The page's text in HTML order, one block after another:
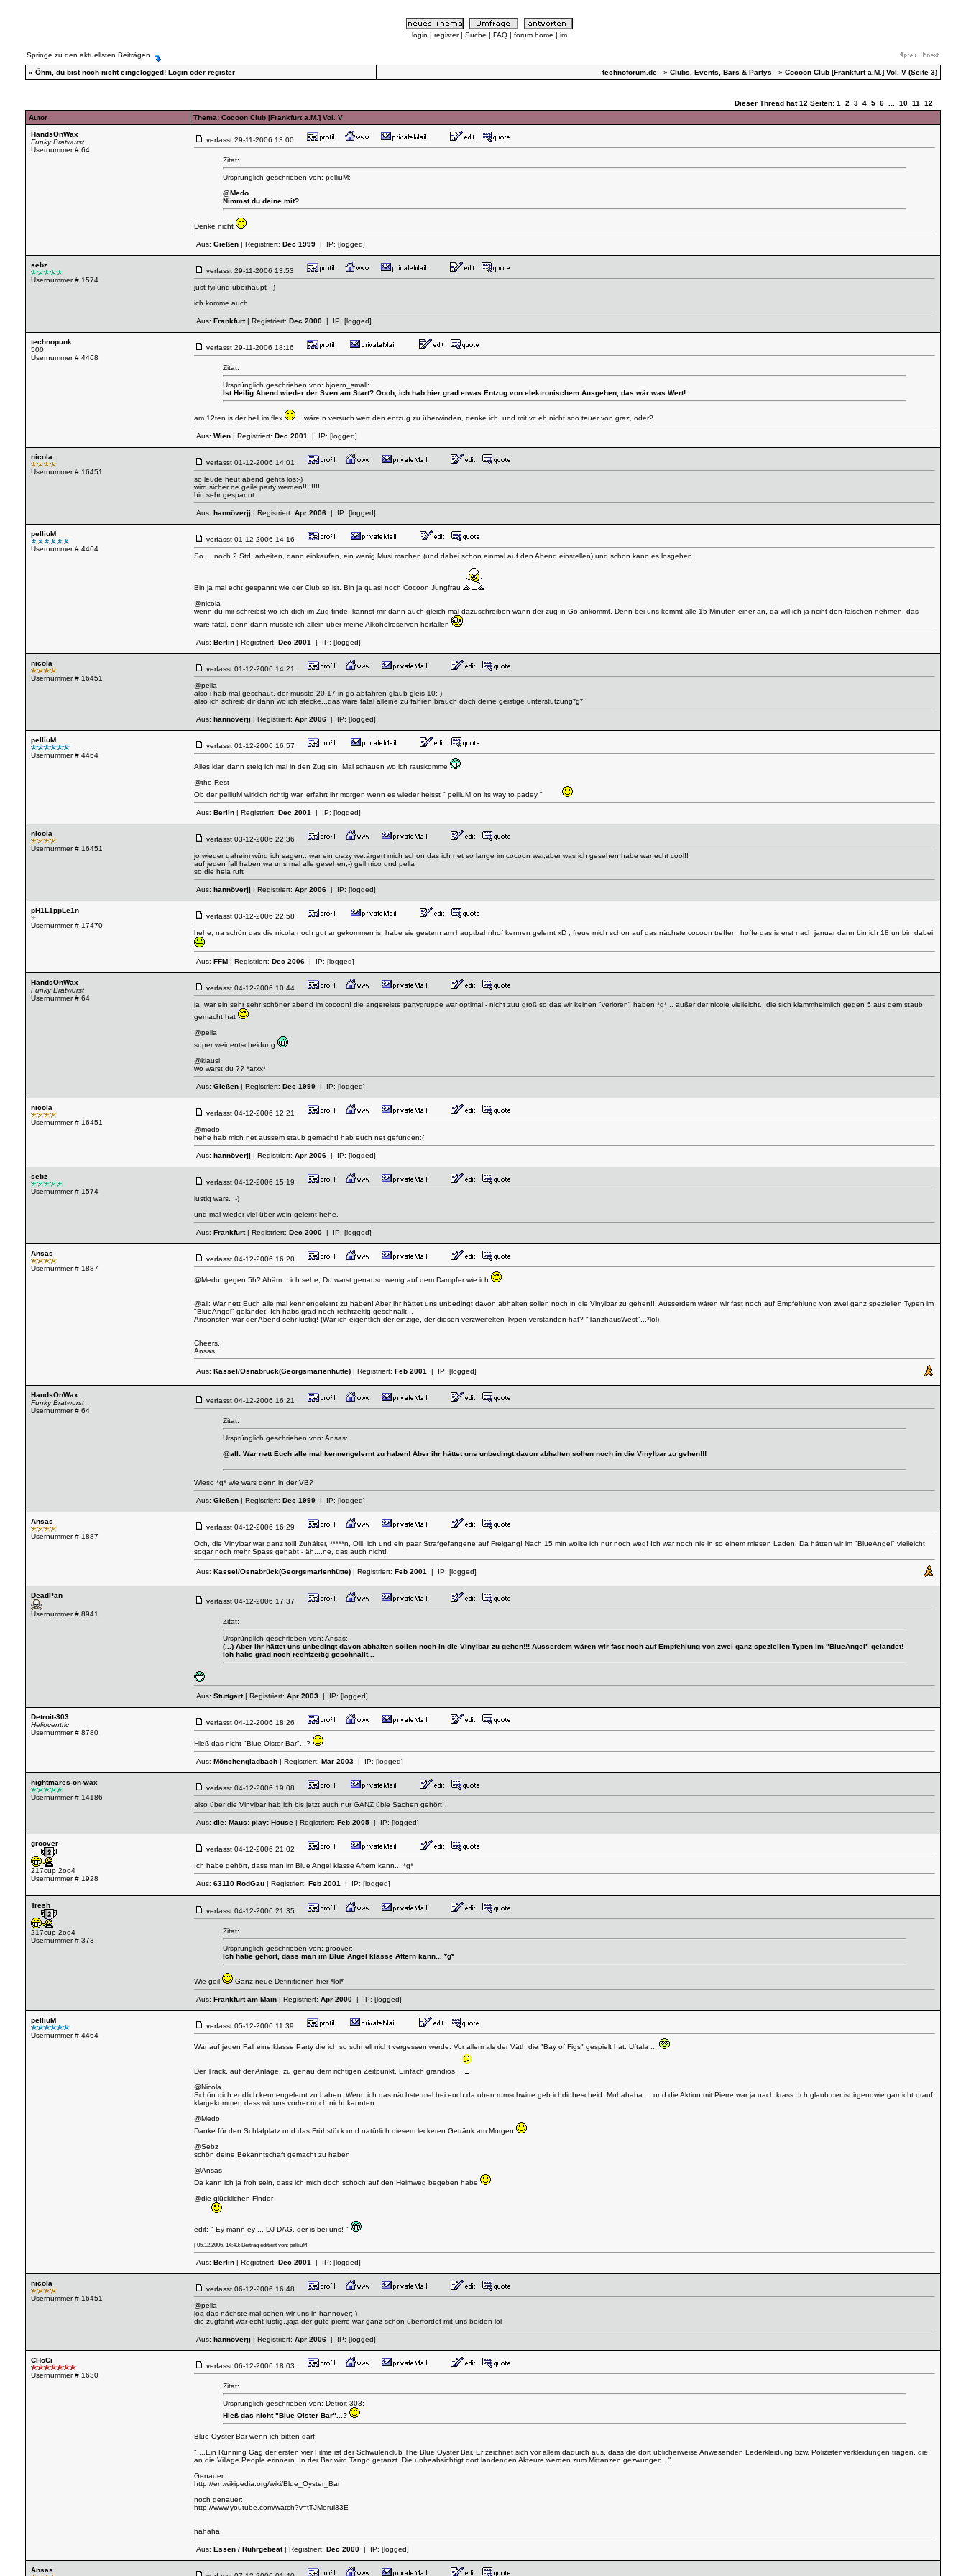
login | register | Suche | FAQ | forum home | im
Springe zu den aktuellsten Beiträgen
» Öhm, du bist noch nicht eingelogged! Login oder register technoforum.de » Clubs, Events, Bars & Partys » Cocoon Club [Frankfurt a.M.] Vol. V (Seite 3)
Dieser Thread hat 12 Seiten: 1 2 3 4 5 6 10 11
12
Autor
Thema: Cocoon Club [Frankfurt a.M.] Vol. V
HandsOnWax
Funky Bratwurst
Usernummer # 64
verfasst 29-11-2006 13:00
Zitat:
Ursprünglich geschrieben von: pelliuM:
@Medo
Nimmst du deine mit?
Denke nicht
Aus: Gießen | Registriert: Dec 1999 | IP: [logged]
sebz
Usernummer # 1574
verfasst 29-11-2006 13:53
just fyi und überhaupt ;-)
ich komme auch
Aus: Frankfurt| Registriert: Dec 2000 | IP: [logged]
technopunk
500
Usernummer # 4468
verfasst 29-11-2006 18:16
Zitat:
Ursprünglich geschrieben von: bjoern_small:
Ist Heilig Abend wieder der Sven am Start? Oooh, ich hab hier grad etwas Entzug von elektronischem Ausgehen, das wär was Wert!
am 12ten is der hell im flex .. wäre n versuch wert den entzug zu überwinden, denke ich. und mit vc eh nicht soo teuer von graz, oder?
Aus: Wien | Registriert: Dec 2001 | IP: [logged]
nicola
Usernummer # 16451
verfasst 01-12-2006 14:01
so leude heut abend gehts los;-)
wird sicher ne geile party werden!!!!!!!!!
bin sehr gespannt
Aus: hannöverjj | Registriert: Apr 2006 | IP: [logged]
pelliuM
Usernummer # 4464
verfasst 01-12-2006 14:16
So ... noch 2 Std. arbeiten, dann einkaufen, ein wenig Musi machen (und dabei schon einmal auf den Abend einstellen) und schon kann es losgehen.
Bin ja mal echt gespannt wie der Club so ist. Bin ja quasi noch Cocoon Jungfrau
@nicola
wenn du mir schreibst wo ich dich im Zug finde, kannst mir dann auch gleich mal dazuschreiben wann der zug in Gö ankommt. Denn bei uns kommt alle 15 Minuten einer an, da will ich ja nciht den falschen nehmen, das
wäre fatal, denn dann müsste ich allein über meine Alkoholreserven herfallen
Aus: Berlin | Registriert: Dec 2001 | IP: [logged]
nicola
Usernummer # 16451
verfasst 01-12-2006 14:21
@pella
also i hab mal geschaut, der müsste 20.17 in gö abfahren glaub gleis 10;-)
also ich schreib dir dann wo ich stecke...das wäre fatal alleine zu fahren.brauch doch deine geistige unterstützung*g*
Aus: hannöverjj | Registriert: Apr 2006 | IP: [logged]
pelliuM
Usernummer # 4464
verfasst 01-12-2006 16:57
Alles klar, dann steig ich mal in den Zug ein. Mal schauen wo ich rauskomme
@the Rest
Ob der pelliuM wirklich richtig war, erfahrt ihr morgen wenn es wieder heisst " pelliuM on its way to padey "
Aus: Berlin | Registriert: Dec 2001 | IP: [logged]
nicola
Usernummer # 16451
verfasst 03-12-2006 22:36
jo wieder daheim würd ich sagen...war ein crazy we.ärgert mich schon das ich net so lange im cocoon war,aber was ich gesehen habe war echt cool!!
auf jeden fall haben wa uns mal alle gesehen;-) gell nico und pella
so die heia ruft
Aus: hannöverjj | Registriert: Apr 2006 | IP: [logged]
pH1L1ppLe1n
Usernummer # 17470
verfasst 03-12-2006 22:58
hehe, na schön das die nicola noch gut angekommen is, habe sie gestern am hauptbahnhof kennen gelernt xD , freue mich schon auf das nächste cocoon treffen, hoffe das is erst nach januar dann bin ich 18 un bin dabei
Aus: FFM | Registriert: Dec 2006 | IP: [logged]
HandsOnWax
Funky Bratwurst
Usernummer # 64
verfasst 04-12-2006 10:44
ja, war ein sehr sehr schöner abend im cocoon! die angereiste partygruppe war optimal - nicht zuu groß so das wir keinen "verloren" haben *g* .. außer der nicole vielleicht.. die sich klammheimlich gegen 5 aus dem staub
gemacht hat
@pella
super weinentscheidung
@klausi
wo warst du ?? *arxx*
Aus: Gießen | Registriert: Dec 1999 | IP: [logged]
nicola
Usernummer # 16451
verfasst 04-12-2006 12:21
@medo
hehe hab mich net aussem staub gemacht! hab euch net gefunden:(
Aus: hannöverjj | Registriert: Apr 2006 | IP: [logged]
sebz
Usernummer # 1574
verfasst 04-12-2006 15:19
lustig wars. :-)
und mal wieder viel über wein gelernt hehe.
Aus: Frankfurt| Registriert: Dec 2000 | IP: [logged]
Ansas
Usernummer # 1887
verfasst 04-12-2006 16:20
@Medo: gegen 5h? Ahäm....ich sehe, Du warst genauso wenig auf dem Dampfer wie ich
@all: War nett Euch alle mal kennengelernt zu haben! Aber ihr hättet uns unbedingt davon abhalten sollen noch in die Vinylbar zu gehen!!! Ausserdem wären wir fast noch auf Empfehlung von zwei ganz speziellen Typen im
"BlueAngel" gelandet! Ich habs grad noch rechtzeitig geschnallt...
Ansonsten war der Abend sehr lustig! (War ich eigentlich der einzige, der diesen verzweifelten Typen verstanden hat? "TanzhausWest"...*lol)
Cheers,
Ansas
Aus: Kassel/Osnabrück(Georgsmarienhütte) | Registriert: Feb 2001 | IP: [logged]
HandsOnWax
Funky Bratwurst
Usernummer # 64
verfasst 04-12-2006 16:21
Zitat:
Ursprünglich geschrieben von: Ansas:
@all: War nett Euch alle mal kennengelernt zu haben! Aber ihr hättet uns unbedingt davon abhalten sollen noch in die Vinylbar zu gehen!!!
Wieso *g* wie wars denn in der VB?
Aus: Gießen | Registriert: Dec 1999 | IP: [logged]
Ansas
Usernummer # 1887
verfasst 04-12-2006 16:29
Och, die Vinylbar war ganz toll! Zuhälter, *****n, Olli, ich und ein paar Strafgefangene auf Freigang! Nach 15 min wollte ich nur noch weg! Ich war noch nie in so einem miesen Laden! Da hätten wir im "BlueAngel" vielleicht
sogar noch mehr Spass gehabt - äh....ne, das auch nicht!
Aus: Kassel/Osnabrück(Georgsmarienhütte) | Registriert: Feb 2001 | IP: [logged]
DeadPan
Usernummer # 8941
verfasst 04-12-2006 17:37
Zitat:
Ursprünglich geschrieben von: Ansas:
(...) Aber ihr hättet uns unbedingt davon abhalten sollen noch in die Vinylbar zu gehen!!! Ausserdem wären wir fast noch auf Empfehlung von zwei ganz speziellen Typen im "BlueAngel" gelandet!
Ich habs grad noch rechtzeitig geschnallt...
Aus: Stuttgart| Registriert: Apr 2003 | IP: [logged]
Detroit-303
Heliocentric
Usernummer # 8780
verfasst 04-12-2006 18:26
Hieß das nicht "Blue Oister Bar"...?
Aus: Mönchengladbach | Registriert: Mar 2003 | IP: [logged]
nightmares-on-wax
Usernummer # 14186
verfasst 04-12-2006 19:08
also über die Vinylbar hab ich bis jetzt auch nur GANZ üble Sachen gehört!
Aus: die: Maus: play: House | Registriert: Feb 2005 | IP: [logged]
groover
217cup 2oo4
Usernummer # 1928
verfasst 04-12-2006 21:02
Ich habe gehört, dass man im Blue Angel klasse Aftern kann... *g*
Aus: 63110 RodGau | Registriert: Feb 2001 | IP: [logged]
Tresh
217cup 2oo4
Usernummer # 373
verfasst 04-12-2006 21:35
Zitat:
Ursprünglich geschrieben von: groover:
Ich habe gehört, dass man im Blue Angel klasse Aftern kann... *g*
Wie geil Ganz neue Definitionen hier *lol*
Aus: Frankfurt am Main | Registriert: Apr 2000 | IP: [logged]
pelliuM
Usernummer # 4464
verfasst 05-12-2006 11:39
War auf jeden Fall eine klasse Party die ich so schnell nicht vergessen werde. Vor allem als der Väth die "Bay of Figs" gespielt hat. Uftala ...
Der Track, auf der Anlage, zu genau dem richtigen Zeitpunkt. Einfach grandios
@Nicola
Schön dich endlich kennengelernt zu haben. Wenn ich das nächste mal bei euch da oben rumschwirre geb ichdir bescheid. Muhahaha ... und die Aktion mit Pierre war ja uach krass. Ich glaub der ist irgendwie garnicht drauf
klargekommen dass wir uns vorher noch nicht kannten.
@Medo
Danke für den Schlafplatz und das Frühstück und natürlich diesem leckeren Getränk am Morgen
@Sebz
schön deine Bekanntschaft gemacht zu haben
@Ansas
Da kann ich ja froh sein, dass ich mich doch schoch auf den Heimweg begeben habe
@die glücklichen Finder
edit: " Ey mann ey ... DJ DAG, der is bei uns! "
[ 05.12.2006, 14:40: Beitrag editiert von: pelliuM ]
Aus: Berlin | Registriert: Dec 2001 | IP: [logged]
nicola
Usernummer # 16451
verfasst 06-12-2006 16:48
@pella
joa das nächste mal sehen wir uns in hannover;-)
die zugfahrt war echt lustig..jaja der gute pierre war ganz schön überfordet mit uns beiden lol
Aus: hannöverjj | Registriert: Apr 2006 | IP: [logged]
CHoCi
Usernummer # 1630
verfasst 06-12-2006 18:03
Zitat:
Ursprünglich geschrieben von: Detroit-303:
Hieß das nicht "Blue Oister Bar"...?
Blue Oyster Bar wenn ich bitten darf:
"....Ein Running Gag der ersten vier Filme ist der Schwulenclub The Blue Oyster Bar. Er zeichnet sich vor allem dadurch aus, dass die dort üblicherweise Anwesenden Lederkleidung bzw. Polizistenverkleidungen tragen, die
an die Village People erinnern. In der Bar wird Tango getanzt. Die unbeabsichtigt dort landenden Akteure werden zum Mittanzen gezwungen..."
Genauer:
http://en.wikipedia.org/wiki/Blue_Oyster_Bar
noch genauer:
http://www.youtube.com/watch?v=tTJMerul33E
hähähä
Aus: Essen / Ruhrgebeat| Registriert: Dec 2000 | IP: [logged]
Ansas